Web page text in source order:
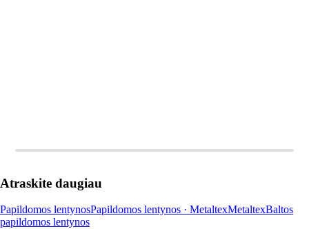
Atraskite daugiau
Papildomos lentynosPapildomos lentynos · MetaltexMetaltexBaltos
papildomos lentynos